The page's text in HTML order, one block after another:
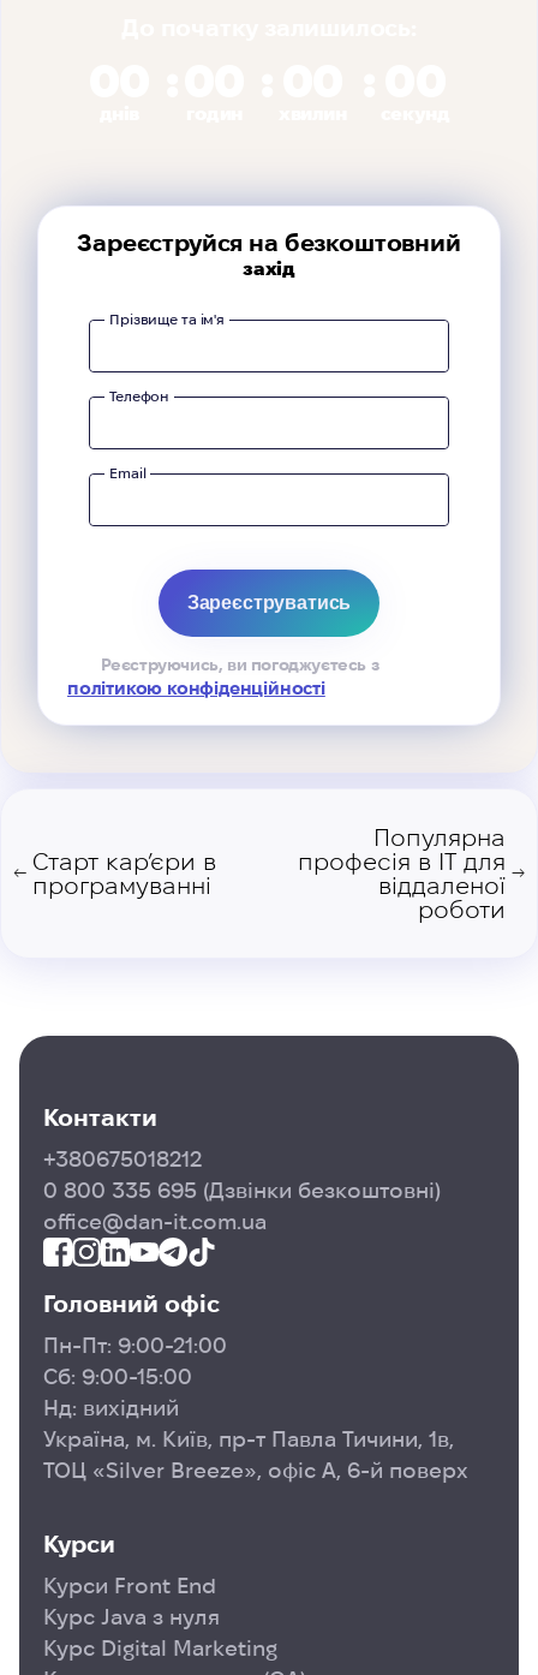
Зареєструйся на безкоштовний
захід
Прізвище та ім'я
Телефон
Email
Реєструючись, ви погоджуєтесь з
політикою конфіденційності
← Старт кар’єри в
програмуванні
Популярна
професія в IT для
віддаленої
роботи
→
Контакти
+380675018212
0 800 335 695 (Дзвінки безкоштовні)
office@dan-it.com.ua
Головний офіс
Пн-Пт: 9:00-21:00
Сб: 9:00-15:00
Нд: вихідний
Україна, м. Київ, пр-т Павла Тичини, 1в,
ТОЦ «Silver Breeze», офіс А, 6-й поверх
Курси
Курси Front End
Курс Java з нуля
Курс Digital Marketing